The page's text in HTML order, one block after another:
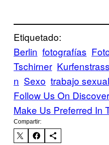
Etiquetado:
Berlin fotografías
Tschirner
n Sexo trabajo sexual
Follow Us On Discover
Make Us Preferred In
Compartir: